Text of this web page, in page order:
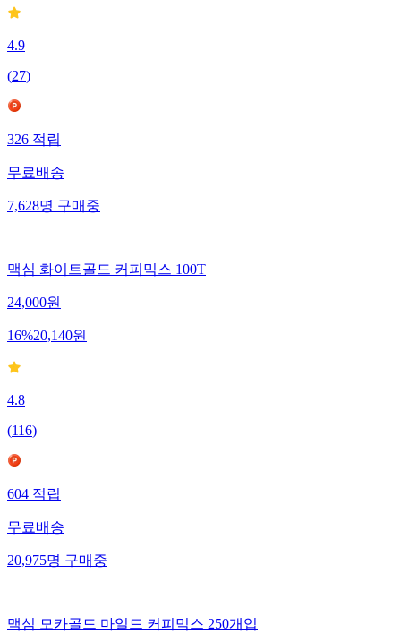
4.9
(27)
326 적립
무료배송
7,628명 구매중
맥심 화이트골드 커피믹스 100T
24,000원
16%20,140원
4.8
(116)
604적립
무료배송
20,975명구매중
맥심 모카골드 마일드 커피믹스 250개입